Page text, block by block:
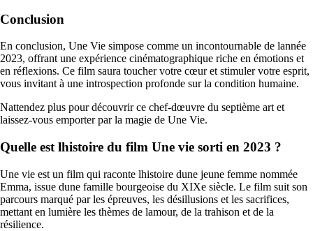
Conclusion
En conclusion, Une Vie simpose comme un incontournable de lannée
2023, offrant une expérience cinématographique riche en émotions et
en réflexions. Ce film saura toucher votre cœur et stimuler votre esprit,
vous invitant à une introspection profonde sur la condition humaine.
Nattendez plus pour découvrir ce chef-dœuvre du septième art et
laissez-vous emporter par la magie de Une Vie.
Quelle est lhistoire du film Une vie sorti en 2023 ?
Une vie est un film qui raconte lhistoire dune jeune femme nommée
Emma, issue dune famille bourgeoise du XIXe siècle. Le film suit son
parcours marqué par les épreuves, les désillusions et les sacrifices,
mettant en lumière les thèmes de lamour, de la trahison et de la
résilience.